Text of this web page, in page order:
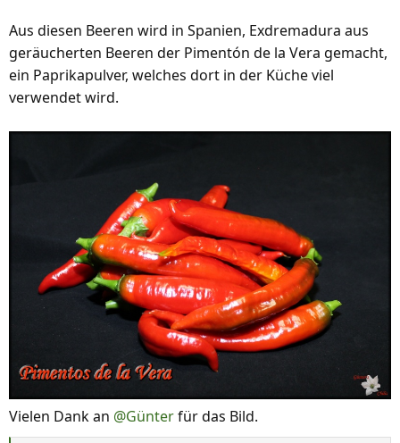
Aus diesen Beeren wird in Spanien, Exdremadura aus
geräucherten Beeren der Pimentón de la Vera gemacht,
ein Paprikapulver, welches dort in der Küche viel
verwendet wird.
Vielen Dank an @Günterfür das Bild.